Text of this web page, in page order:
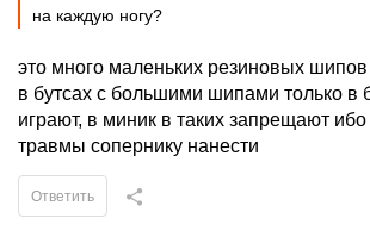
на каждую ногу?
это много маленьких резиновых
в бутсах с большими шипами только в
играют, в миник в таких запрещают
травмы сопернику нанести
Ответить